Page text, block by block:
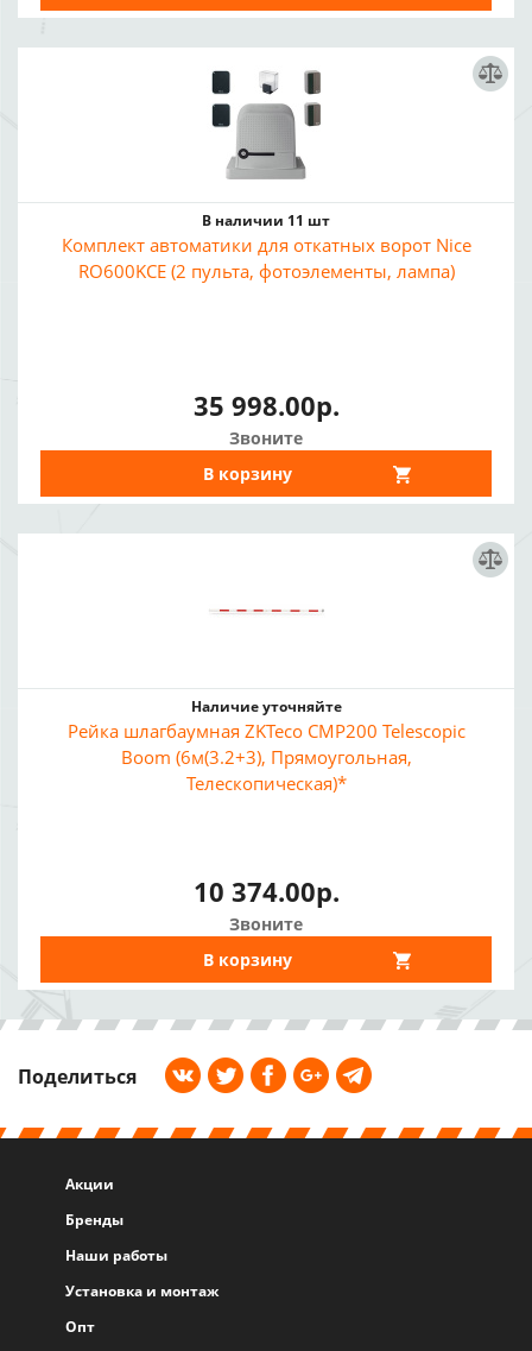
В наличии 11 шт
Комплект автоматики для откатных ворот Nice
RO600KCE (2 пульта, фотоэлементы, лампа)
35 998.00р.
Звоните
В корзину
Наличие уточняйте
Рейка шлагбаумная ZKTeco CMP200 Telescopic
Boom (6м(3.2+3), Прямоугольная,
Телескопическая)*
10 374.00р.
Звоните
В корзину
Поделиться
Акции
Бренды
Наши работы
Установка и монтаж
Опт